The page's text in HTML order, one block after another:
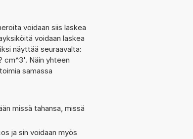
voidaan siis laskea
voidaan laskea
näyttää seuraavalta:
cm^3'. Näin yhteen
samassa
missä tahansa, missä
ja sin voidaan myös